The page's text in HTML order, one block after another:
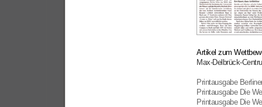
Artikel zum
Max-Delbrück-
Printausgabe
Printausgabe Die
Printausgabe Die